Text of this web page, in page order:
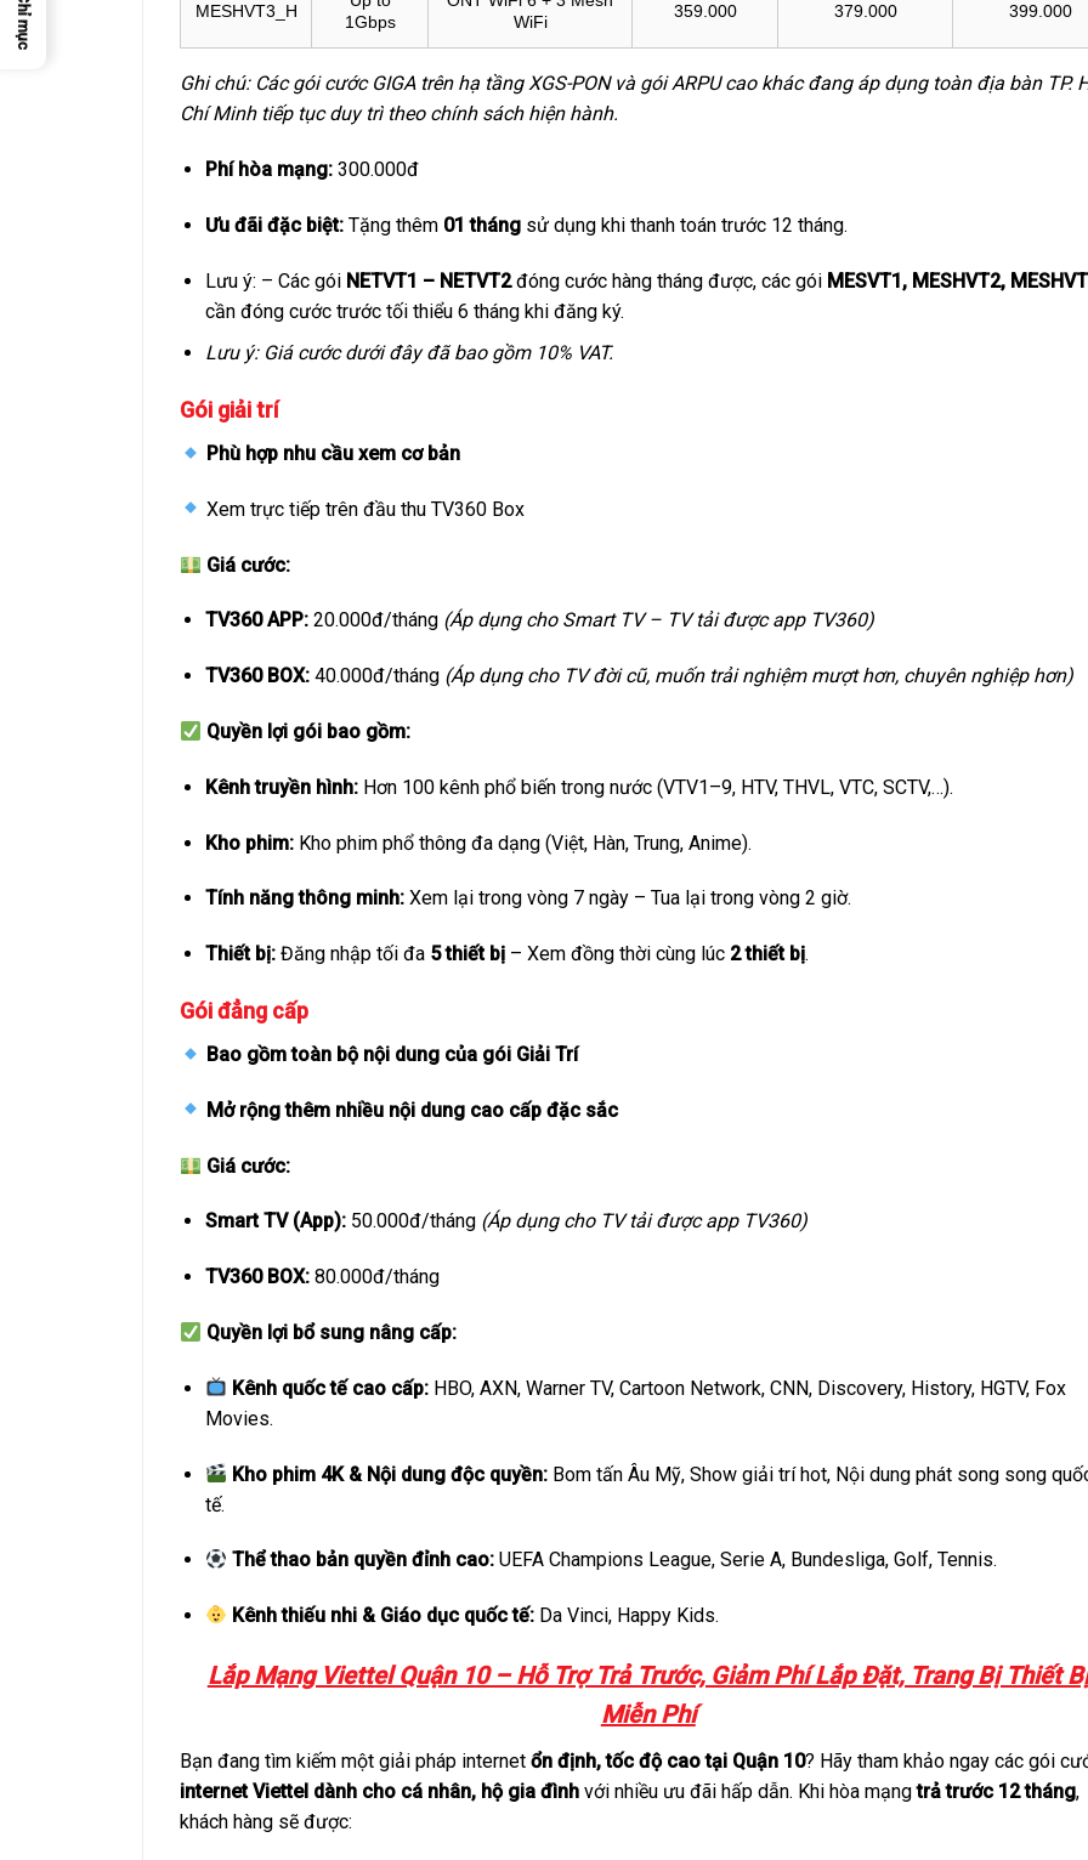
MESHVT3_H
1Gbps
WiFi
359.000 379.000 399.000
Ghi chú: Các gói cước GIGA trên hạ tầng XGS-PON và gói ARPU cao khác đang áp dụng toàn địa bàn TP.
Chí Minh tiếp tục duy trì theo chính sách hiện hành.
Phí hòa mạng:300.000đ
Ưu đãi đặc biệt:Tặng thêm 01 thángsử dụng khi thanh toán trước 12 tháng.
Lưu ý: – Các gói NETVT1 – NETVT2đóng cước hàng tháng được, các gói MESVT1, MESHVT2,
cần đóng cước trước tối thiểu 6 tháng khi đăng ký.
Lưu ý: Giá cước dưới đây đã bao gồm 10% VAT.
Gói giải trí
Phù hợp nhu cầu xem cơ bản
Xem trực tiếp trên đầu thu TV360 Box
Giá cước:
TV360 APP:20.000đ/tháng (Áp dụng cho Smart TV – TV tải được app TV360)
TV360 BOX:40.000đ/tháng (Áp dụng cho TV đời cũ, muốn trải nghiệm mượt hơn, chuyên nghiệp hơn)
Quyền lợi gói bao gồm:
Kênh truyền hình:Hơn 100 kênh phổ biến trong nước (VTV1–9, HTV, THVL, VTC, SCTV,…).
Kho phim:Kho phim phổ thông đa dạng (Việt, Hàn, Trung, Anime).
Tính năng thông minh:Xem lại trong vòng 7 ngày – Tua lại trong vòng 2 giờ.
Thiết bị:Đăng nhập tối đa 5 thiết bị– Xem đồng thời cùng lúc 2 thiết bị.
Gói đẳng cấp
Bao gồm toàn bộ nội dung của gói Giải Trí
Mở rộng thêm nhiều nội dung cao cấp đặc sắc
Giá cước:
Smart TV (App):50.000đ/tháng (Áp dụng cho TV tải được app TV360)
TV360 BOX:80.000đ/tháng
Quyền lợi bổ sung nâng cấp:
Kênh quốc tế cao cấp: HBO, AXN, Warner TV, Cartoon Network, CNN, Discovery, History, HGTV, Fox
Movies.
Kho phim 4K & Nội dung độc quyền: Bom tấn Âu Mỹ, Show giải trí hot, Nội dung phát song song
tế.
Thể thao bản quyền đỉnh cao: UEFA Champions League, Serie A, Bundesliga, Golf, Tennis.
Kênh thiếu nhi & Giáo dục quốc tế: Da Vinci, Happy Kids.
Lắp Mạng Viettel Quận 10 – Hỗ Trợ Trả Trước, Giảm Phí Lắp Đặt, Trang Bị Thiết Bị
Miễn Phí
Bạn đang tìm kiếm một giải pháp internet ổn định, tốc độ cao tại Quận 10? Hãy tham khảo ngay các gói
internet Viettel dành cho cá nhân, hộ gia đình với nhiều ưu đãi hấp dẫn. Khi hòa mạngtrả trước 12 tháng,
khách hàng sẽ được:
Chỉ mục